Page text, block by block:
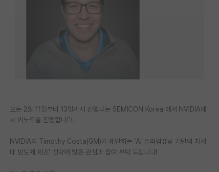
임용 정보 게시판
학부 인턴 게시판
인문사회 계열 게시판
반도체/AI 게시판
오는 2월 11일부터 13일까지 진행되는 SEMICON Korea 에서 NVIDIA에
서 키노트를 진행합니다.
NVIDIA의 Timothy Costa(GM)가 제안하는 'AI 슈퍼컴퓨팅 기반의 차세
대 반도체 제조' 전략에 많은 관심과 참여 부탁 드립니다!